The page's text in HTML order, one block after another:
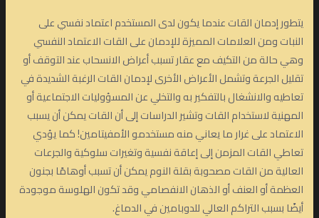
يتطور إدمان القات عندما يكون لدى المستخدم اعتماد نفسي على
النبات ومن العلامات المميزة للإدمان على القات الاعتماد النفسي
وهي حالة من التكيف مع عقار تسبب أعراض الانسحاب عند التوقف أو
تقليل الجرعة وتشمل الأعراض الأخرى لإدمان القات الرغبة الشديدة في
تعاطيه والانشغال بالتفكير به والتخلي عن المسؤوليات الاجتماعية أو
المهنية لاستخدام القات وتشير الدراسات إلى أن القات يمكن أن يسبب
الاعتماد على غرار ما يعاني منه مستخدمو الأمفيتامين! كما يؤدي
تعاطي القات المزمن إلى إعاقة نفسية وتغيرات سلوكية والجرعات
العالية من القات مصحوبة بقلة النوم يمكن أن تسبب أوهامًا بجنون
العظمة أو العنف أو الذهان الانفصامي وقد تكون الهلوسة موجودة
أيضًا بسبب التراكم العالي للدوبامين في الدماغ.